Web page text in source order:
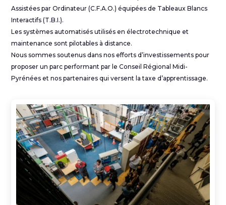
Assistées par Ordinateur (C.F.A.O.) équipées de Tableaux Blancs
Interactifs (T.B.I.).
Les systèmes automatisés utilisés en électrotechnique et
maintenance sont pilotables à distance.
Nous sommes soutenus dans nos efforts d’investissements pour
proposer un parc performant par le Conseil Régional Midi-
Pyrénées et nos partenaires qui versent la taxe d’apprentissage.